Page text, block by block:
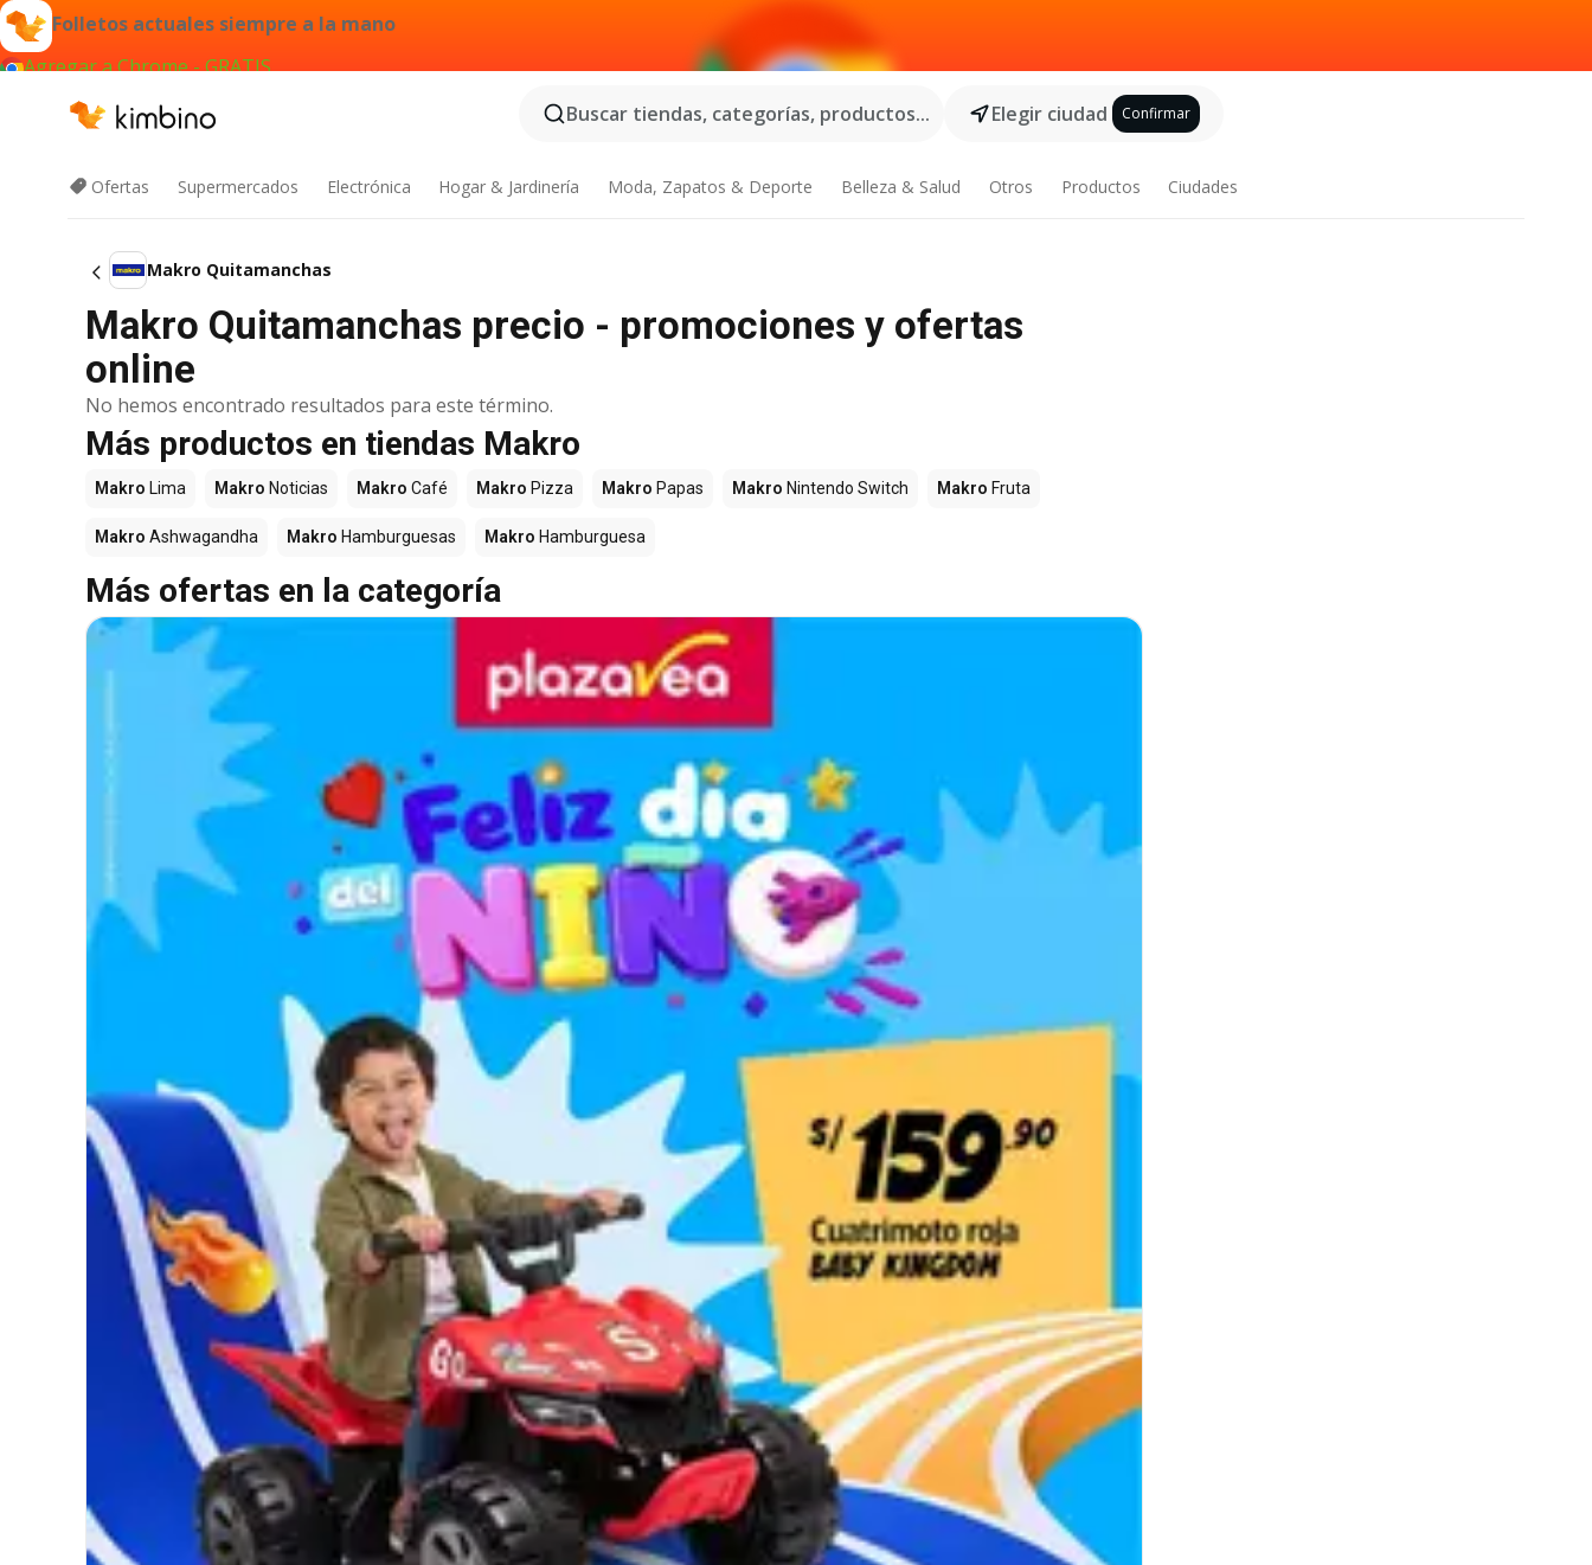
Folletos actuales siempre a la mano
Agregar a Chrome - GRATIS
Buscar tiendas, categorías, productos...
Elegir ciudad Confirmar
Ofertas Supermercados Electrónica Hogar & Jardinería Moda, Zapatos & Deporte Belleza & Salud Otros Productos Ciudades
Makro Quitamanchas
Makro Quitamanchas precio - promociones y ofertas
online
No hemos encontrado resultados para este término.
Más productos en tiendas Makro
Makro Lima Makro Noticias Makro Café Makro Pizza Makro Papas Makro Nintendo Switch Makro Fruta
Makro Ashwagandha Makro Hamburguesas Makro Hamburguesa
Más ofertas en la categoría